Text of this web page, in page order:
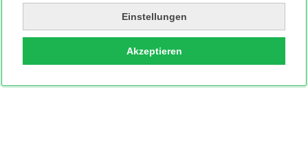
Einstellungen
Akzeptieren